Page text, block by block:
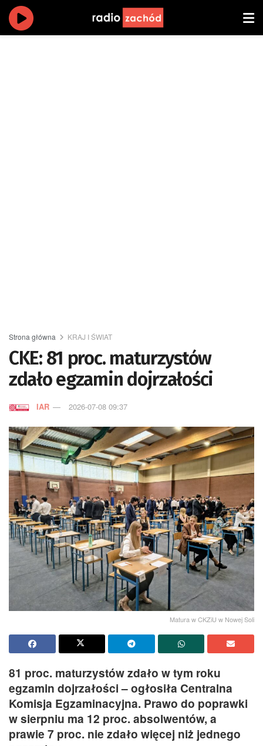
Strona główna KRAJ I ŚWIAT
CKE: 81 proc. maturzystów
zdało egzamin dojrzałości
IAR 2026-07-08 09:37
Matura w CKZiU w Nowej Soli
81 proc. maturzystów zdało w tym roku
egzamin dojrzałości – ogłosiła Centralna
Komisja Egzaminacyjna. Prawo do poprawki
w sierpniu ma 12 proc. absolwentów, a
prawie 7 proc. nie zdało więcej niż jednego